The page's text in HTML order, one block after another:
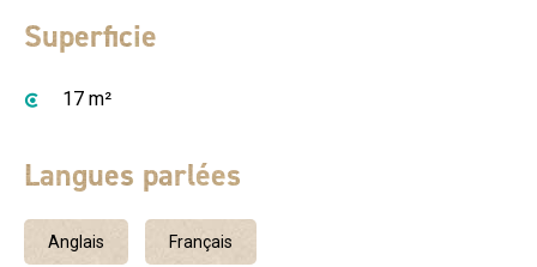
Superficie
17 m²
Langues parlées
Anglais Français